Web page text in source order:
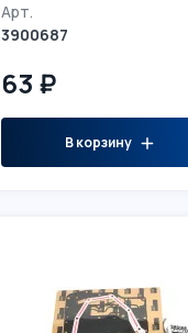
Арт.
3900687
63 ₽
В корзину